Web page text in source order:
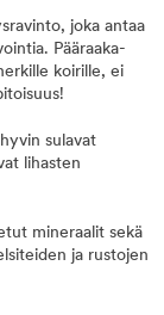
joka antaa
Pääraaka-
koirille, ei
sulavat
lihasten
mineraalit sekä
ja rustojen